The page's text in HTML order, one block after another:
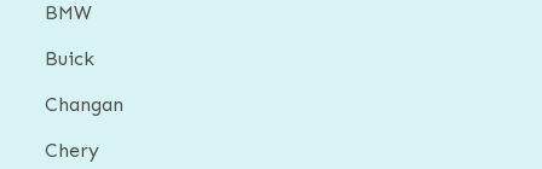
BMW
Buick
Changan
Chery